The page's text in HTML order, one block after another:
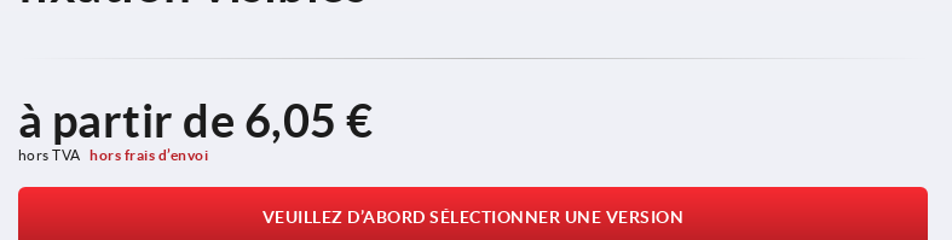
à partir de 6,05 €
hors TVA hors frais d’envoi
VEUILLEZ D’ABORD SÉLECTIONNER UNE VERSION